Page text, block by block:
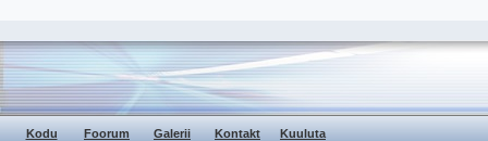
Kodu Foorum Galerii Kontakt Kuuluta